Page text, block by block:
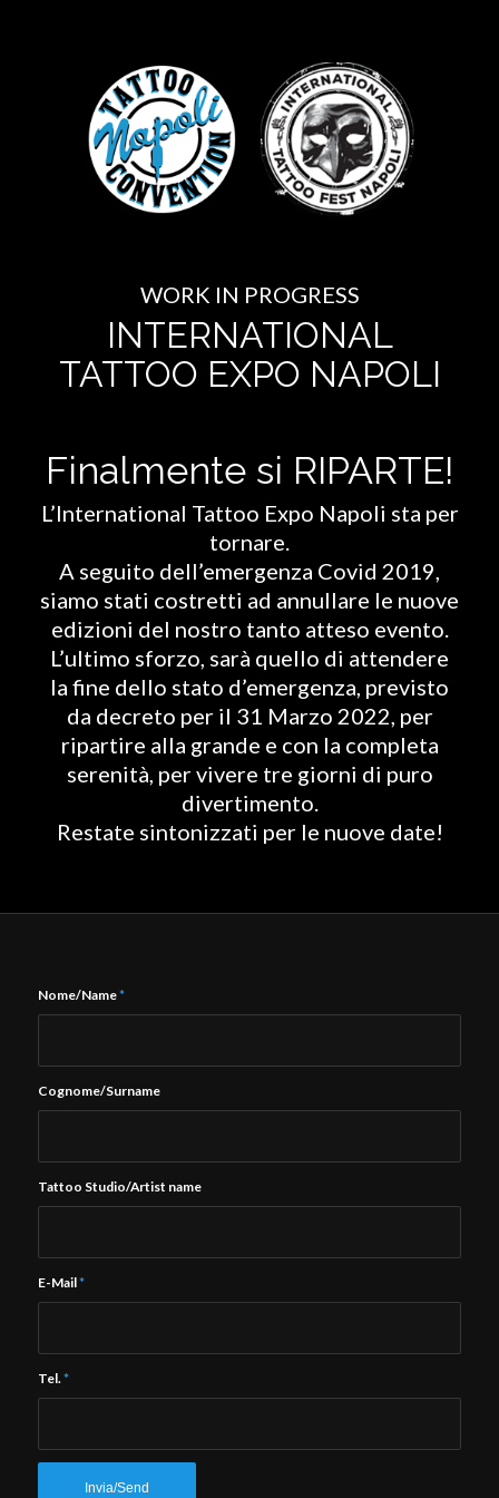
WORK IN PROGRESS
INTERNATIONAL
TATTOO EXPO NAPOLI
Finalmente si RIPARTE!
L’International Tattoo Expo Napoli sta per
tornare.
A seguito dell’emergenza Covid 2019,
siamo stati costretti ad annullare le nuove
edizioni del nostro tanto atteso evento.
L’ultimo sforzo, sarà quello di attendere
la fine dello stato d’emergenza, previsto
da decreto per il 31 Marzo 2022, per
ripartire alla grande e con la completa
serenità, per vivere tre giorni di puro
divertimento.
Restate sintonizzati per le nuove date!
Nome/Name*
Cognome/Surname
Tattoo Studio/Artist name
E-Mail*
Tel.*